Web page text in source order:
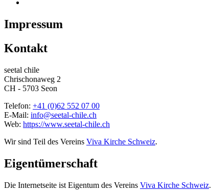
Impressum
Kontakt
seetal chile
Chrischonaweg 2
CH - 5703 Seon
Telefon: +41 (0)62 552 07 00
E-Mail: info@seetal-chile.ch
Web: https://www.seetal-chile.ch
Wir sind Teil des Vereins Viva Kirche Schweiz.
Eigentümerschaft
Die Internetseite ist Eigentum des Vereins Viva Kirche Schweiz.